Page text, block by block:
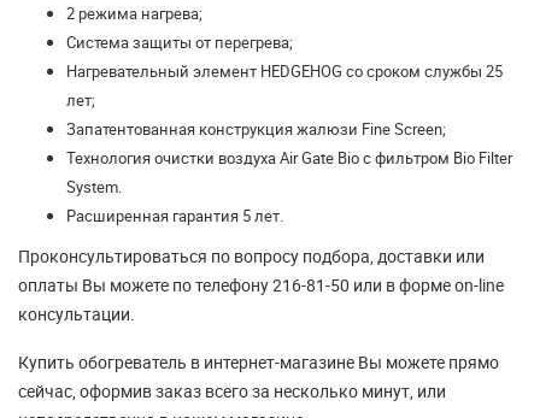
2 режима нагрева;
Система защиты от перегрева;
Нагревательный элемент HEDGEHOG со сроком службы 25
лет;
Запатентованная конструкция жалюзи Fine Screen;
Технология очистки воздуха Air Gate Bio с фильтром Bio Filter
System.
Расширенная гарантия 5 лет.
Проконсультироваться по вопросу подбора, доставки или
оплаты Вы можете по телефону 216-81-50 или в форме on-line
консультации.
Купить обогреватель в интернет-магазине Вы можете прямо
сейчас, оформив заказ всего за несколько минут, или